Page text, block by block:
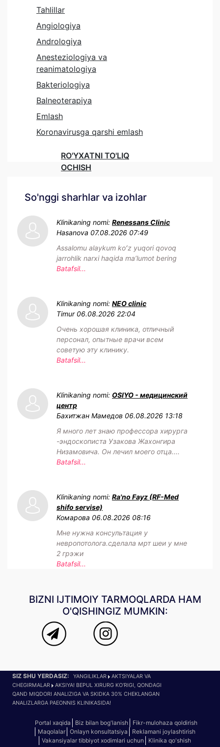
Tahlillar
Angiologiya
Andrologiya
Anesteziologiya va
reanimatologiya
Bakteriologiya
Balneoterapiya
Emlash
Koronavirusga qarshi emlash
RO'YXATNI TO'LIQ
OCHISH
So'nggi sharhlar va izohlar
Klinikaning nomi: Renessans Clinic
Hasanova 07.08.2026 07:49
Assalomu alaykum koʻz yuqori qovoq
jarrohlik narxi haqida maʼlumot bering
Batafsil...
Klinikaning nomi: NEO clinic
Timur 06.08.2026 22:04
Очень хорошая клиника, отличный
персонал, опытные врачи всем
советую эту клинику.
Batafsil...
Klinikaning nomi: OSIYO - медицинский
центр
Бахитжан Мамедов 06.08.2026 13:18
Я много лет знаю профессора хирурга
-эндоскописта Узакова Жахонгира
Низамовича. Он лечил моего отца....
Batafsil...
Klinikaning nomi: Ra'no Fayz (RF-Med
shifo servise)
Комарова 06.08.2026 08:16
Мне нужна консультация у
невропотолога.сделала мрт шеи у мне
2 грэжи
Batafsil...
BIZNI IJTIMOIY TARMOQLARDA HAM
O'QISHINGIZ MUMKIN:
SIZ SHU YERDASIZ: YANGILIKLAR
AKTSIYALAR VA
CHEGIRMALAR
AKSIYA! BEPUL XIRURG KO‘RIGI, QONDAGI
QAND MIQDORI ANALIZIGA VA SKIDKA 30% CHEKLANGAN
ANALIZLARGA PAEONNIS KLINIKASIDA!
Portal xaqida Biz bilan bog'lanish
Fikr-mulohaza qoldirish
Maqolalar
Onlayn konsultatsiya
Reklamani joylashtirish
Vakansiyalar tibbiyot xodimlari uchun
Klinika qo'shish